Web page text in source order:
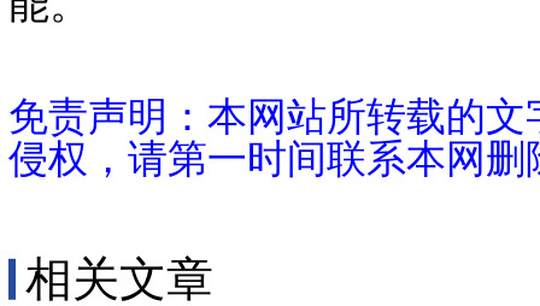
免责声明：本网站所转载的
侵权，请第一时间联系本网删
相关文章